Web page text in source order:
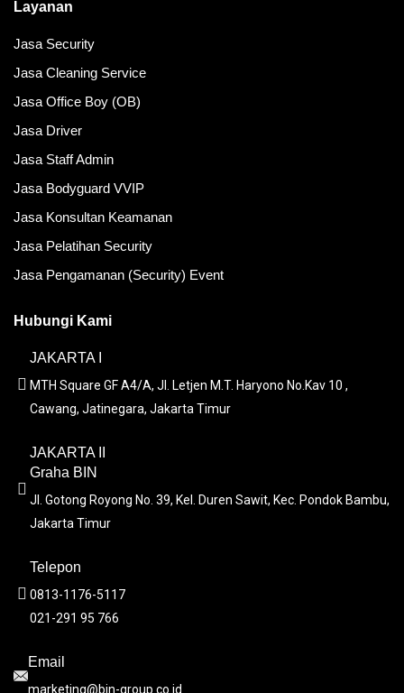
Layanan
Jasa Security
Jasa Cleaning Service
Jasa Office Boy (OB)
Jasa Driver
Jasa Staff Admin
Jasa Bodyguard VVIP
Jasa Konsultan Keamanan
Jasa Pelatihan Security
Jasa Pengamanan (Security) Event
Hubungi Kami
JAKARTA I
MTH Square GF A4/A, Jl. Letjen M.T. Haryono No.Kav 10 ,
Cawang, Jatinegara, Jakarta Timur
JAKARTA II
Graha BIN
Jl. Gotong Royong No. 39, Kel. Duren Sawit, Kec. Pondok Bambu,
Jakarta Timur
Telepon
0813-1176-5117
021-291 95 766
Email
marketing@bin-group.co.id